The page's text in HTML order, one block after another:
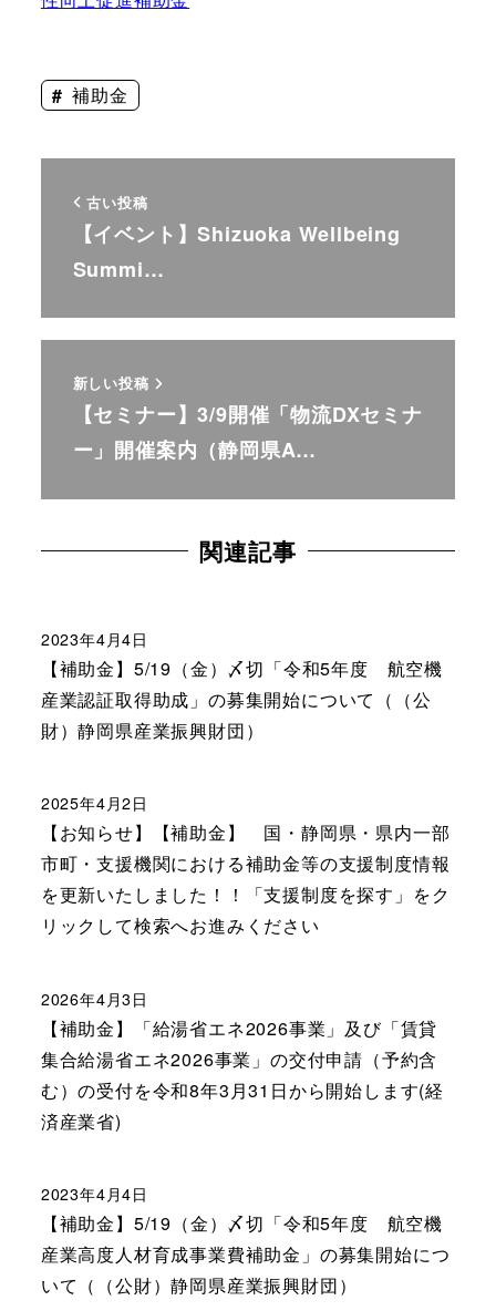
補助金
古い投稿
【イベント】Shizuoka Wellbeing
Summi…
新しい投稿
【セミナー】3/9開催「物流DXセミナ
ー」開催案内（静岡県A…
関連記事
【補助金】5/19（金）〆切「令和5年度 航空機
産業認証取得助成」の募集開始について（（公
財）静岡県産業振興財団）
2023年4月4日
【お知らせ】【補助金】 国・静岡県・県内一部
市町・支援機関における補助金等の支援制度情報
を更新いたしました！！「支援制度を探す」をク
リックして検索へお進みください
2025年4月2日
【補助金】「給湯省エネ2026事業」及び「賃貸
集合給湯省エネ2026事業」の交付申請（予約含
む）の受付を令和8年3月31日から開始します(経
済産業省)
2026年4月3日
【補助金】5/19（金）〆切「令和5年度 航空機
産業高度人材育成事業費補助金」の募集開始につ
いて（（公財）静岡県産業振興財団）
2023年4月4日